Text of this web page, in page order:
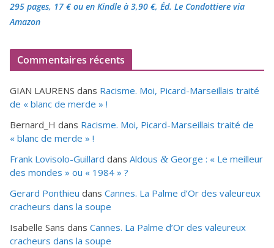
295 pages, 17 €ou en Kindle à 3,90 €, Éd. Le Condottiere via
Amazon
Commentaires récents
GIAN LAURENS dans Racisme. Moi, Picard-Marseillais traité
de « blanc de merde » !
Bernard_H dans Racisme. Moi, Picard-Marseillais traité de
« blanc de merde » !
Frank Lovisolo-Guillard dans Aldous & George : « Le meilleur
des mondes » ou « 1984 » ?
Gerard Ponthieu dans Cannes. La Palme d’Or des valeureux
cracheurs dans la soupe
Isabelle Sans dans Cannes. La Palme d’Or des valeureux
cracheurs dans la soupe